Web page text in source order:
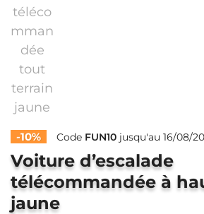
-10% Code FUN10 jusqu'au 16/08/
Voiture d’escalade
télécommandée à
jaune